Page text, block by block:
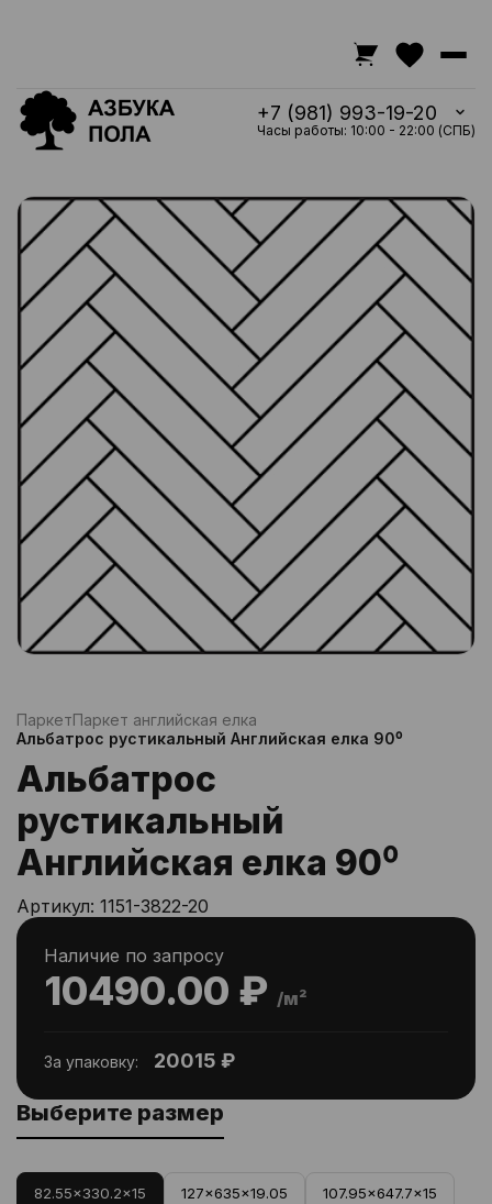
+7 (981) 993-19-20
Часы работы: 10:00 - 22:00 (СПБ)
ПаркетПаркет английская елка
Альбатрос рустикальный Английская елка 90⁰
Альбатрос
рустикальный
Английская елка 90⁰
Артикул: 1151-3822-20
10490.00 ₽ /м²
Наличие по запросу
За упаковку: 20015 ₽
Выберите размер
82.55x330.2x15 127x635x19.05 107.95x647.7x15